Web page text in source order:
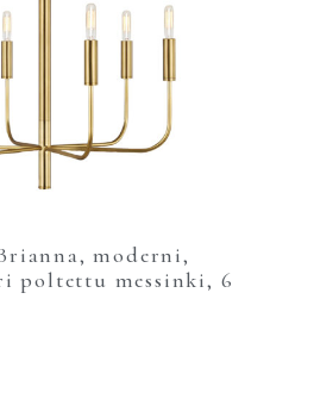
moderni,
poltettu messinki, 6